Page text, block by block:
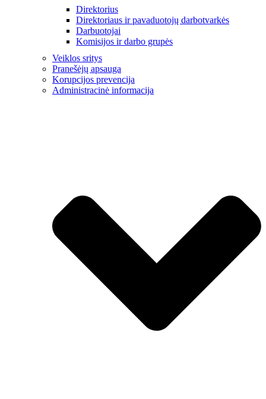
Direktorius
Direktoriaus ir pavaduotojų darbotvarkės
Darbuotojai
Komisijos ir darbo grupės
Veiklos sritys
Pranešėjų apsauga
Korupcijos prevencija
Administracinė informacija